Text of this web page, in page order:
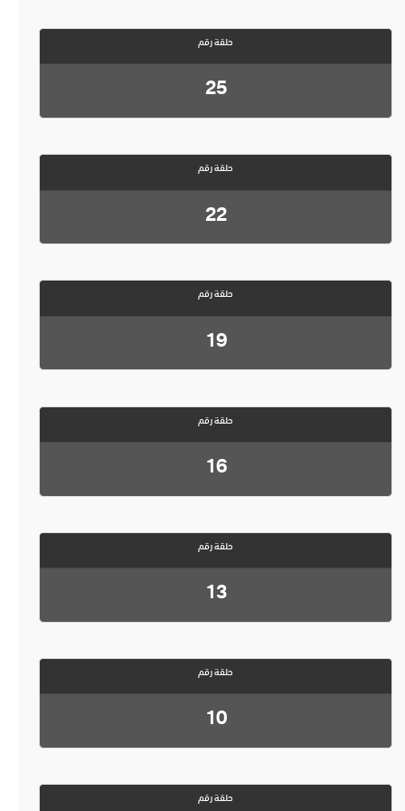
حلقة رقم
25
حلقة رقم
22
حلقة رقم
19
حلقة رقم
16
حلقة رقم
13
حلقة رقم
10
حلقة رقم